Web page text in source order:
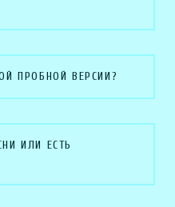
ПРОБНОЙ ВЕРСИИ?
ИЛИ ЕСТЬ